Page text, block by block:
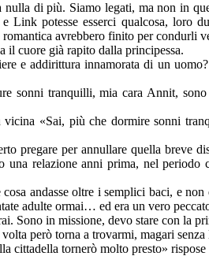
di più. Siamo legati, ma non in
Link potesse esserci qualcosa, loro
avrebbero finito per condurli
il cuore già rapito dalla principessa.
e addirittura innamorata di un
sonni tranquilli, mia cara Annit,
«Sai, più che dormire sonni
pregare per annullare quella breve
una relazione anni prima, nel
andasse oltre i semplici baci, e
adulte ormai… ed era un vero
Sono in missione, devo stare con la
però torna a trovarmi, magari senza
cittadella tornerò molto presto»